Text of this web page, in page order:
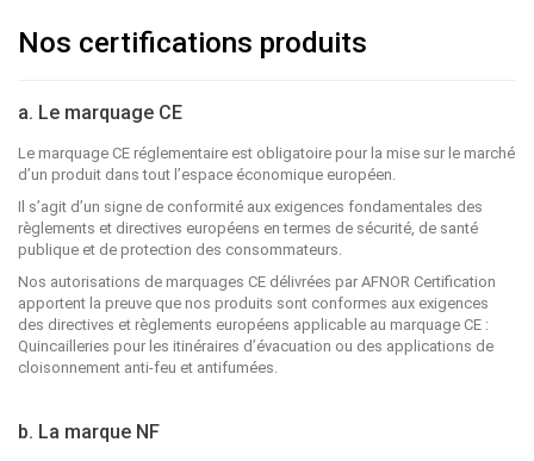
Nos certifications produits
a. Le marquage CE
Le marquage CE réglementaire est obligatoire pour la mise sur le marché
d’un produit dans tout l’espace économique européen.
Il s’agit d’un signe de conformité aux exigences fondamentales des
règlements et directives européens en termes de sécurité, de santé
publique et de protection des consommateurs.
Nos autorisations de marquages CE délivrées par AFNOR Certification
apportent la preuve que nos produits sont conformes aux exigences
des directives et règlements européens applicable au marquage CE :
Quincailleries pour les itinéraires d’évacuation ou des applications de
cloisonnement anti-feu et antifumées.
b. La marque NF